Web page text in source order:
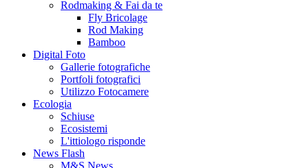
Rodmaking & Fai da te
Fly Bricolage
Rod Making
Bamboo
Digital Foto
Gallerie fotografiche
Portfoli fotografici
Utilizzo Fotocamere
Ecologia
Schiuse
Ecosistemi
L'ittiologo risponde
News Flash
M&S News